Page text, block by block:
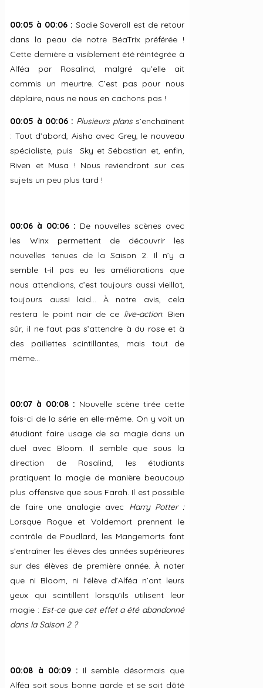
00:05 à 00:06 : Sadie Soverall est de retour
dans la peau de notre BéaTrix préférée !
Cette dernière a visiblement été réintégrée à
Alféa par Rosalind, malgré qu’elle ait
commis un meurtre. C’est pas pour nous
déplaire, nous ne nous en cachons pas !
00:05 à 00:06 : Plusieurs planss’enchaînent
: Tout d’abord, Aisha avec Grey, le nouveau
spécialiste, puis Sky et Sébastian et, enfin,
Riven et Musa ! Nous reviendront sur ces
sujets un peu plus tard !
00:06 à 00:06 : De nouvelles scènes avec
les Winx permettent de découvrir les
nouvelles tenues de la Saison 2. Il n’y a
semble t-il pas eu les améliorations que
nous attendions, c’est toujours aussi vieillot,
toujours aussi laid… À notre avis, cela
restera le point noir de ce live-action. Bien
sûr, il ne faut pas s’attendre à du rose et à
des paillettes scintillantes, mais tout de
même…
00:07 à 00:08 : Nouvelle scène tirée cette
fois-ci de la série en elle-même. On y voit un
étudiant faire usage de sa magie dans un
duel avec Bloom. Il semble que sous la
direction de Rosalind, les étudiants
pratiquent la magie de manière beaucoup
plus offensive que sous Farah. Il est possible
de faire une analogie avec Harry Potter :
Lorsque Rogue et Voldemort prennent le
contrôle de Poudlard, les Mangemorts font
s’entraîner les élèves des années supérieures
sur des élèves de première année. À noter
que ni Bloom, ni l’élève d’Alféa n’ont leurs
yeux qui scintillent lorsqu’ils utilisent leur
magie : Est-ce que cet effet a été abandonné
dans la Saison 2 ?
00:08 à 00:09 : Il semble désormais que
Alféa soit sous bonne garde et se soit dôté